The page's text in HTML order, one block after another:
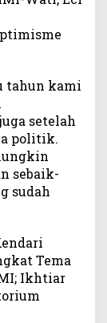
tahun kami
setelah
politik.
sebaik-
sudah
Tema
Ikhtiar